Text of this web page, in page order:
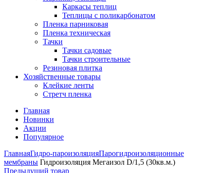
Каркасы теплиц
Теплицы с поликарбонатом
Пленка парниковая
Пленка техническая
Тачки
Тачки садовые
Тачки строительные
Резиновая плитка
Хозяйственные товары
Клейкие ленты
Стретч пленка
Главная
Новинки
Акции
Популярное
ГлавнаяГидро-пароизоляцияПарогидроизоляционные
мембраны Гидроизоляция Мегаизол D/1,5 (30кв.м.)
Предыдущий товар